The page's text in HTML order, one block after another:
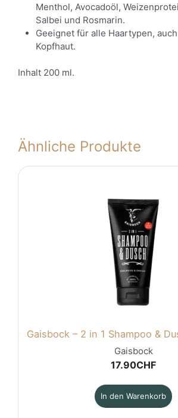
Menthol, Avocadoöl,
Salbei und Rosmarin.
Geeignet für alle Haartypen,
Kopfhaut.
Inhalt 200 ml.
Ähnliche Produkte
Gaisbock – 2 in 1 Shampoo &
Gaisbock
17.90CHF
In den Warenkorb